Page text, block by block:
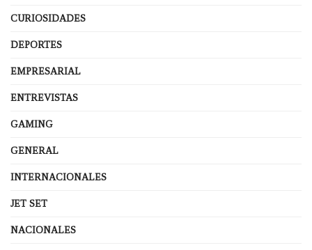
CURIOSIDADES
DEPORTES
EMPRESARIAL
ENTREVISTAS
GAMING
GENERAL
INTERNACIONALES
JET SET
NACIONALES